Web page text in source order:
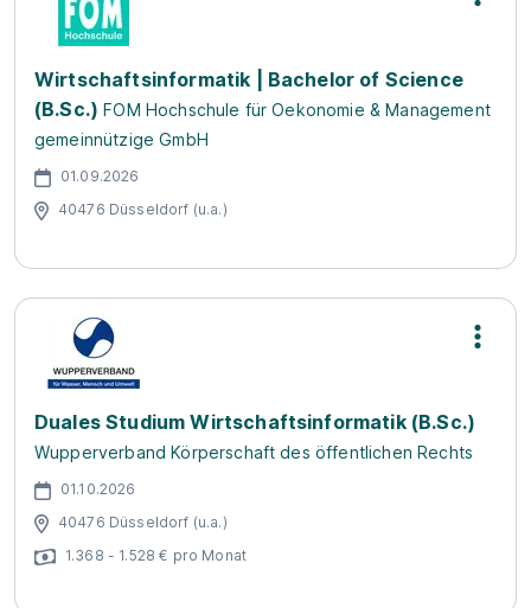
Wirtschaftsinformatik | Bachelor of Science
(B.Sc.) FOM Hochschule für Oekonomie & Management
gemeinnützige GmbH
01.09.2026
40476 Düsseldorf (u.a.)
Duales Studium Wirtschaftsinformatik (B.Sc.)
Wupperverband Körperschaft des öffentlichen Rechts
01.10.2026
40476 Düsseldorf (u.a.)
1.368 - 1.528 € pro Monat